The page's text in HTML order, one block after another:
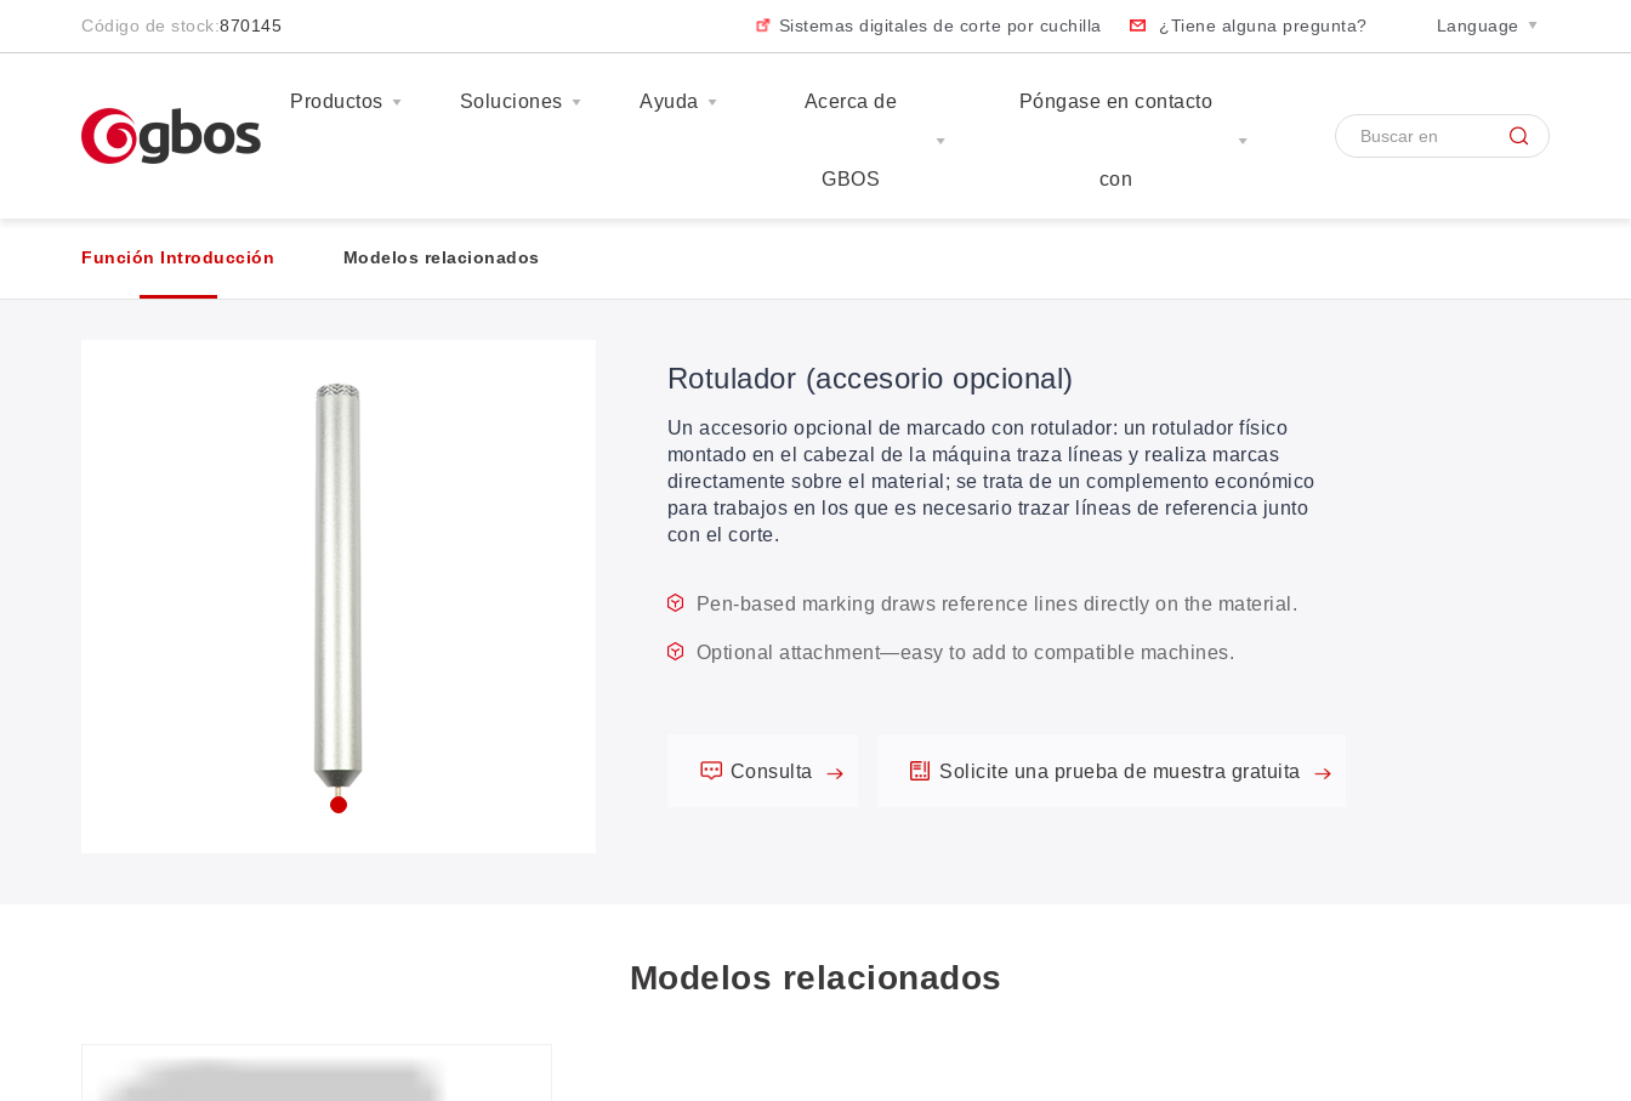
Código de stock:870145 Sistemas digitales de corte por cuchilla ¿Tiene alguna pregunta? Language
Productos Soluciones Ayuda Acerca de
GBOS
Póngase en contacto
con
Función Introducción Modelos relacionados
Rotulador (accesorio opcional)
Un accesorio opcional de marcado con rotulador: un rotulador físico
montado en el cabezal de la máquina traza líneas y realiza marcas
directamente sobre el material; se trata de un complemento económico
para trabajos en los que es necesario trazar líneas de referencia junto
con el corte.
Pen-based marking draws reference lines directly on the material.
Optional attachment—easy to add to compatible machines.
Consulta Solicite una prueba de muestra gratuita
Modelos relacionados